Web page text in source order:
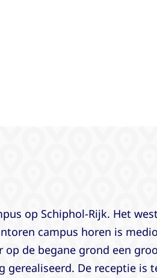
op Schiphol-Rijk. Het
campus horen is
op de begane grond een
De receptie is